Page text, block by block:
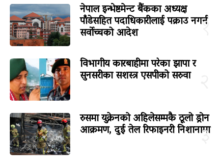
१
नेपाल इन्भेष्टमेन्ट बैंकका अध्यक्ष
पाँडेसहित पदाधिकारीलाई पक्राउ नगर्न
सर्वोच्चको आदेश
विभागीय कारबाहीमा परेका झापा र
सुनसरीका सशस्त्र एसपीको सरुवा
३
रुसमा युक्रेनको अहिलेसम्मकै ठूलो ड्रोन
आक्रमण, दुई तेल रिफाइनरी निशानामा